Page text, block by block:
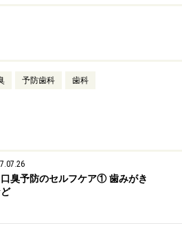
予防歯科 歯科
臭予防のセルフケア① 歯みがき